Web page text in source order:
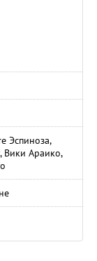
Эспиноза,
Араико,